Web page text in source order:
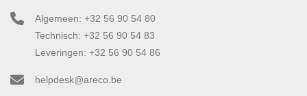
Algemeen: +32 56 90 54 80
Technisch: +32 56 90 54 83
Leveringen: +32 56 90 54 86
helpdesk@areco.be